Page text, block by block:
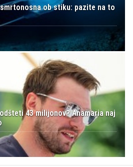
ob stiku: pazite na to
43 milijonov? Anamaria naj